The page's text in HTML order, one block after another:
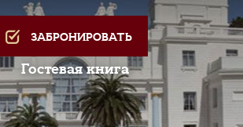
ЗАБРОНИРОВАТЬ
Гостевая книга